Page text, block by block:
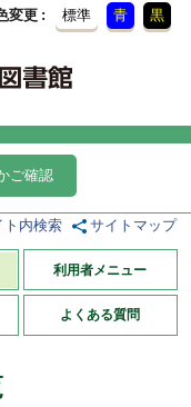
変更 標準 青 黒
ご確認
ト内検索 サイトマップ
利用者メニュー
よくある質問